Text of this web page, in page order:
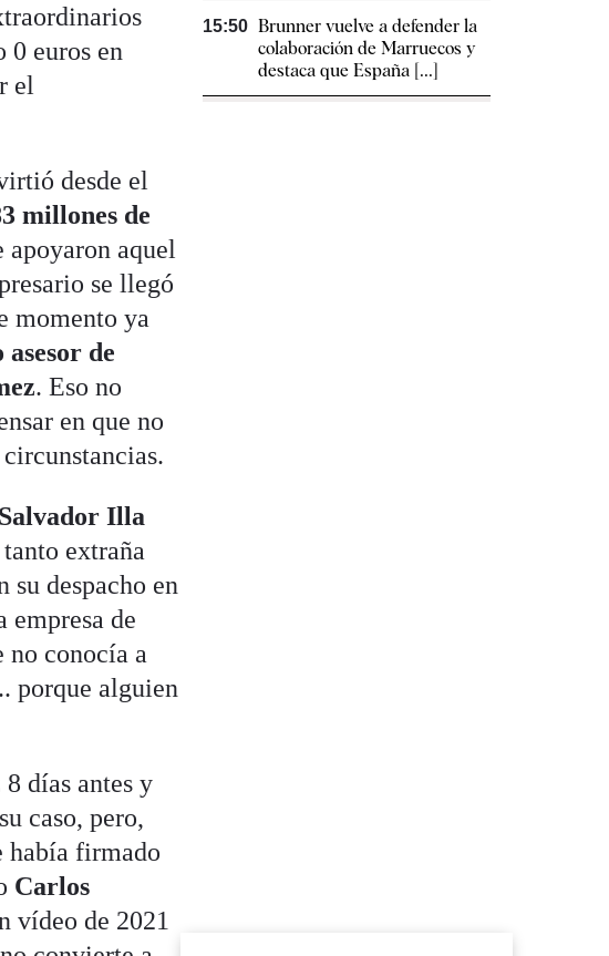
0 euros en
el
desde el
millones de
apoyaron aquel
se llegó
momento ya
de
. Eso no
en que no
Salvador Illa
extraña
su despacho en
de
no conocía a
porque alguien
días antes y
caso, pero,
había firmado
Carlos
vídeo de 2021
15:50 Brunner vuelve a defender la
colaboración de Marruecos y
destaca que España [...]